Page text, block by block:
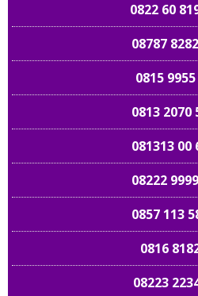
0822 60
08787
0815
0813 2070
081313 00
08222
0857 113
0816
08223